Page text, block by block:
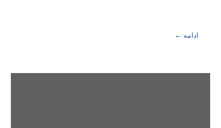
ادامه ←